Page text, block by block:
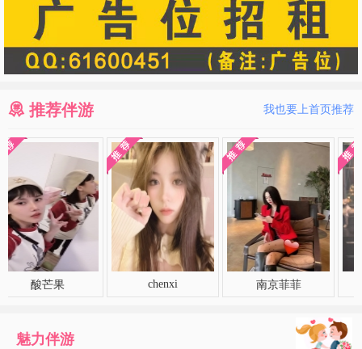
推荐伴游 我也要上首页推荐
南京菲菲
魅力伴游